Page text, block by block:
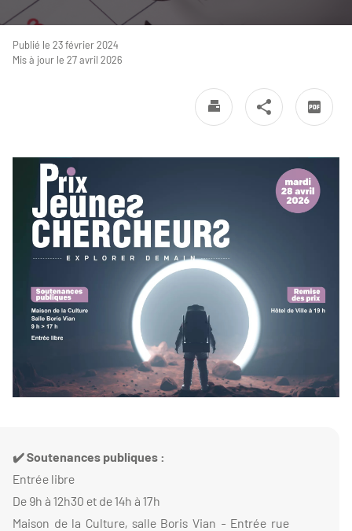
Publié le 23 février 2024
Mis à jour le 27 avril 2026
✔️ Soutenances publiques :
Entrée libre
De 9h à 12h30 et de 14h à 17h
Maison de la Culture, salle Boris Vian - Entrée rue